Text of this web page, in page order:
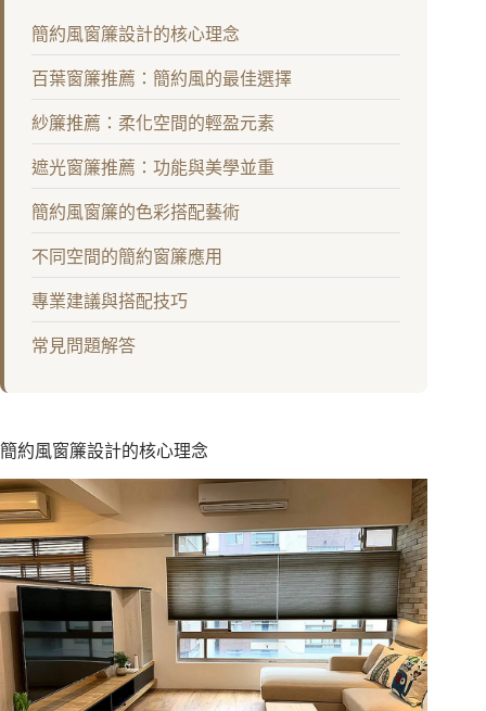
簡約風窗簾設計的核心理念
百葉窗簾推薦：簡約風的最佳選擇
紗簾推薦：柔化空間的輕盈元素
遮光窗簾推薦：功能與美學並重
簡約風窗簾的色彩搭配藝術
不同空間的簡約窗簾應用
專業建議與搭配技巧
常見問題解答
簡約風窗簾設計的核心理念